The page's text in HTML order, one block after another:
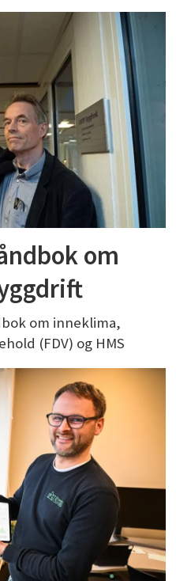
om
om inneklima,
(FDV) og HMS